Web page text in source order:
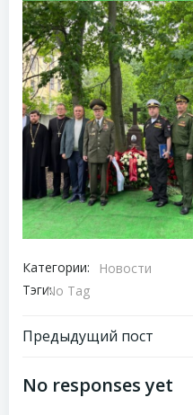
Категории:
Новости
Тэги:No Tag
Навигация
по
Предыдущий пост
No responses yet